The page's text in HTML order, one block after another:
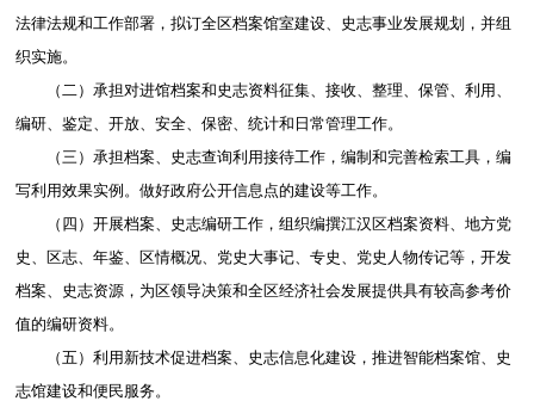
法律法规和工作部署，拟订全区档案馆室建设、史志事业发展规划，并组
织实施。
（二）承担对进馆档案和史志资料征集、接收、整理、保管、利用、
编研、鉴定、开放、安全、保密、统计和日常管理工作。
（三）承担档案、史志查询利用接待工作，编制和完善检索工具，编
写利用效果实例。做好政府公开信息点的建设等工作。
（四）开展档案、史志编研工作，组织编撰江汉区档案资料、地方党
史、区志、年鉴、区情概况、党史大事记、专史、党史人物传记等，开发
档案、史志资源，为区领导决策和全区经济社会发展提供具有较高参考价
值的编研资料。
（五）利用新技术促进档案、史志信息化建设，推进智能档案馆、史
志馆建设和便民服务。